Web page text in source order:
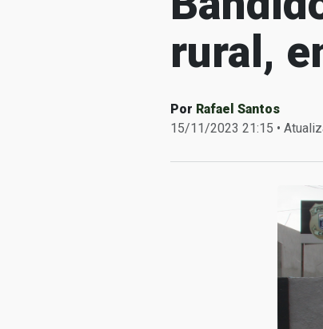
rural,
Por Rafael Santos
15/11/2023 21:15 •